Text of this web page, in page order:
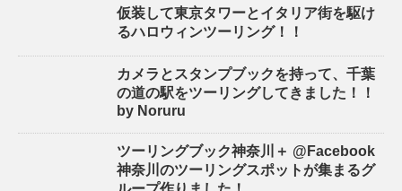
仮装して東京タワーとイタリア街を駆け
るハロウィンツーリング！！
カメラとスタンプブックを持って、千葉
の道の駅をツーリングしてきました！！
by Noruru
ツーリングブック神奈川＋ @Facebook
神奈川のツーリングスポットが集まるグ